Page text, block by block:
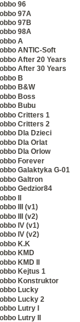
96
97A
97B
98A
A
ANTIC-Soft
After 20 Years
After 30 Years
B
B&W
Boss
Bubu
Critters 1
Critters 2
Dla Dzieci
Dla Orlat
Dla Orlow
Forever
Galaktyka G-01
Galtron
Gedzior84
II
III (v1)
III (v2)
IV (v1)
IV (v2)
K.K
KMD
KMD II
Kejtus 1
Konstruktor
Lucky
Lucky 2
Lutry I
Lutry II